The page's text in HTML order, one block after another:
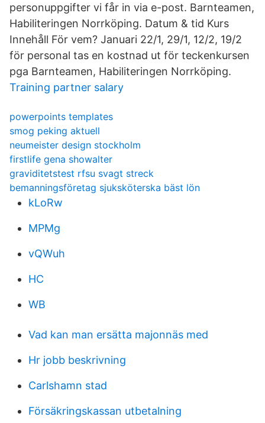
personuppgifter vi får in via e-post. Barnteamen,
Habiliteringen Norrköping. Datum & tid Kurs
Innehåll För vem? Januari 22/1, 29/1, 12/2, 19/2
för personal tas en kostnad ut för teckenkursen
pga Barnteamen, Habiliteringen Norrköping.
Training partner salary
powerpoints templates
smog peking aktuell
neumeister design stockholm
firstlife gena showalter
graviditetstest rfsu svagt streck
bemanningsföretag sjuksköterska bäst lön
kLoRw
MPMg
vQWuh
HC
WB
Vad kan man ersätta majonnäs med
Hr jobb beskrivning
Carlshamn stad
Försäkringskassan utbetalning